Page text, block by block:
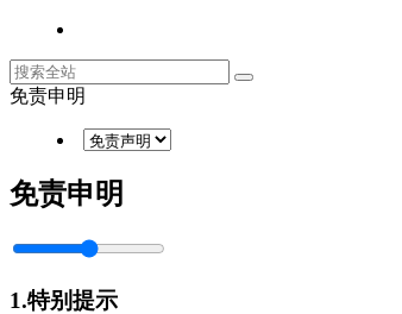
免责申明
免责申明
1.特别提示